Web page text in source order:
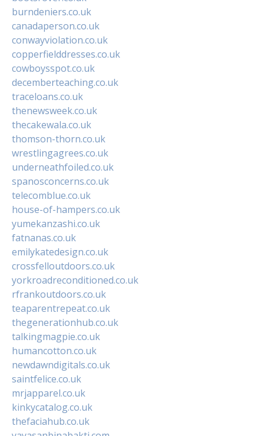
burndeniers.co.uk
canadaperson.co.uk
conwayviolation.co.uk
copperfielddresses.co.uk
cowboysspot.co.uk
decemberteaching.co.uk
traceloans.co.uk
thenewsweek.co.uk
thecakewala.co.uk
thomson-thorn.co.uk
wrestlingagrees.co.uk
underneathfoiled.co.uk
spanosconcerns.co.uk
telecomblue.co.uk
house-of-hampers.co.uk
yumekanzashi.co.uk
fatnanas.co.uk
emilykatedesign.co.uk
crossfelloutdoors.co.uk
yorkroadreconditioned.co.uk
rfrankoutdoors.co.uk
teaparentrepeat.co.uk
thegenerationhub.co.uk
talkingmagpie.co.uk
humancotton.co.uk
newdawndigitals.co.uk
saintfelice.co.uk
mrjapparel.co.uk
kinkycatalog.co.uk
thefaciahub.co.uk